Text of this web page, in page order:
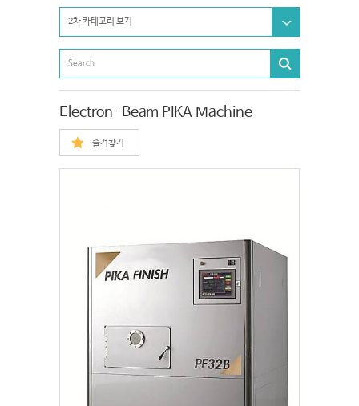
2차 카테고리 보기
Electron-Beam PIKA Machine
즐겨찾기